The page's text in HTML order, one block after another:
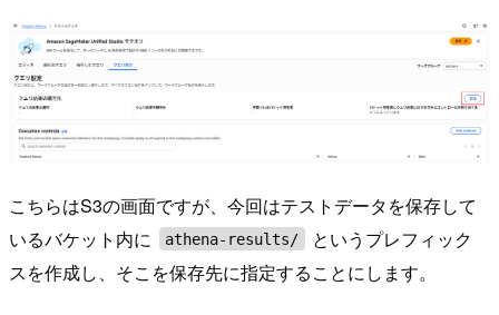
こちらはS3の画面ですが、今回はテストデータを保存して
いるバケット内に
athena-results/
というプレフィック
スを作成し、そこを保存先に指定することにします。